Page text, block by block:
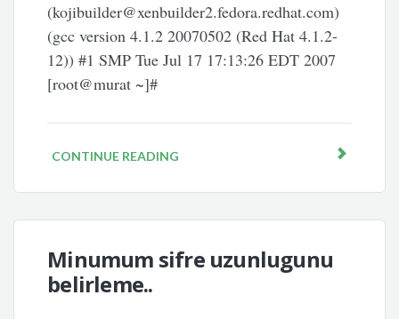
(kojibuilder@xenbuilder2.fedora.redhat.com)
(gcc version 4.1.2 20070502 (Red Hat 4.1.2-
12)) #1 SMP Tue Jul 17 17:13:26 EDT 2007
[root@murat ~]#
CONTINUE READING
Minumum sifre uzunlugunu
belirleme..